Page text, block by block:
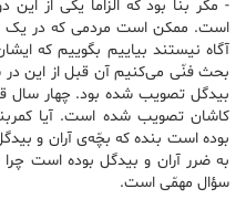
-‌ مگر بنا بود که الزاماً یکی از
است. ممکن است مردمی که در یک
آگاه نیستند بیاییم بگوییم که
بحث فنّی می‌کنیم آن قبل از این در
بیدگل تصویب شده بود. چهار سال
کاشان تصویب شده است. آیا
بوده است بنده که بچّه‌ی آران و
به ضرر آران و بیدگل بوده است
سؤال مهمّی است.